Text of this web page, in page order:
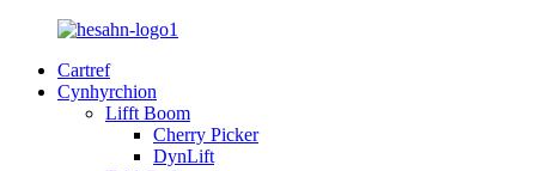
Cartref
Cynhyrchion
Lifft Boom
Cherry Picker
DynLift